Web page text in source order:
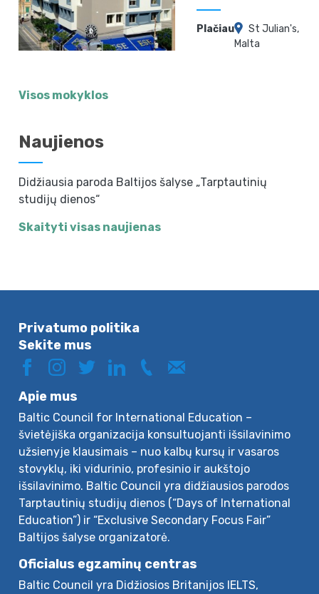
Plačiau
St Julian's,
Malta
Visos mokyklos
Naujienos
Didžiausia paroda Baltijos šalyse „Tarptautinių
studijų dienos“
Skaityti visas naujienas
Privatumo politika
Sekite mus
Apie mus
Baltic Council for International Education –
švietėjiška organizacija konsultuojanti išsilavinimo
užsienyje klausimais – nuo kalbų kursų ir vasaros
stovyklų, iki vidurinio, profesinio ir aukštojo
išsilavinimo. Baltic Council yra didžiausios parodos
Tarptautinių studijų dienos (“Days of International
Education”) ir “Exclusive Secondary Focus Fair”
Baltijos šalyse organizatorė.
Oficialus egzaminų centras
Baltic Council yra Didžiosios Britanijos IELTS,